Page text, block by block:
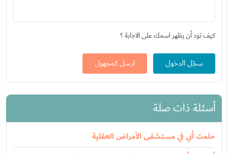
كيف تود أن يظهر اسمك على الاجابة ؟
سجّل الدخول ارسل كمجهول
أسئلة ذات صلة
حلمت أني في مستشفى الأمراض العقلية